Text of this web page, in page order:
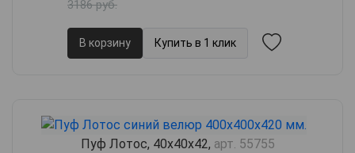
3186 руб.
В корзину Купить в 1 клик
Пуф Лотос, 40х40х42, арт. 55755